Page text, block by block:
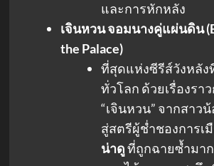
และการหักหลัง
เจินหวน จอมนางคู่แผ่นดิน
the Palace)
ที่สุดแห่งซีรีส์วังหลัง
ทั่วโลก ด้วยเรื่องรา
“เจินหวน” จากสาว
สู่สตรีผู้ช่ำชองการเมื
น่าดูที่ถูกฉายซ้ำมาก